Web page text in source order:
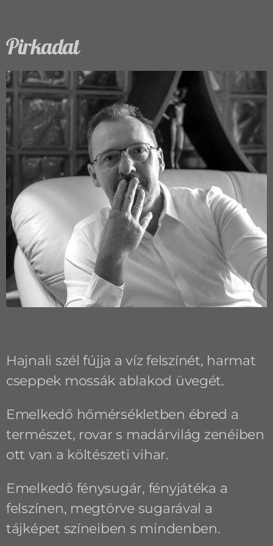
Pirkadat
Hajnali szél fújja a víz felszínét, harmat
cseppek mossák ablakod üvegét.
Emelkedő hőmérsékletben ébred a
természet, rovar s madárvilág zenéiben
ott van a költészeti vihar.
Emelkedő fénysugár, fényjátéka a
felszínen, megtörve sugarával a
tájképet színeiben s mindenben.